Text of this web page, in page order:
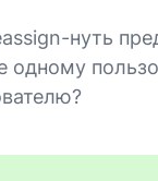
нуть
одному